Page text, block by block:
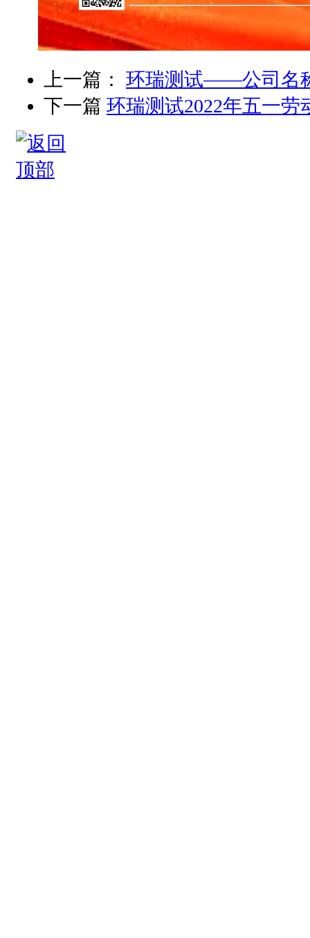
上一篇： 环瑞测试——公司名
下一篇 环瑞测试2022年五一劳